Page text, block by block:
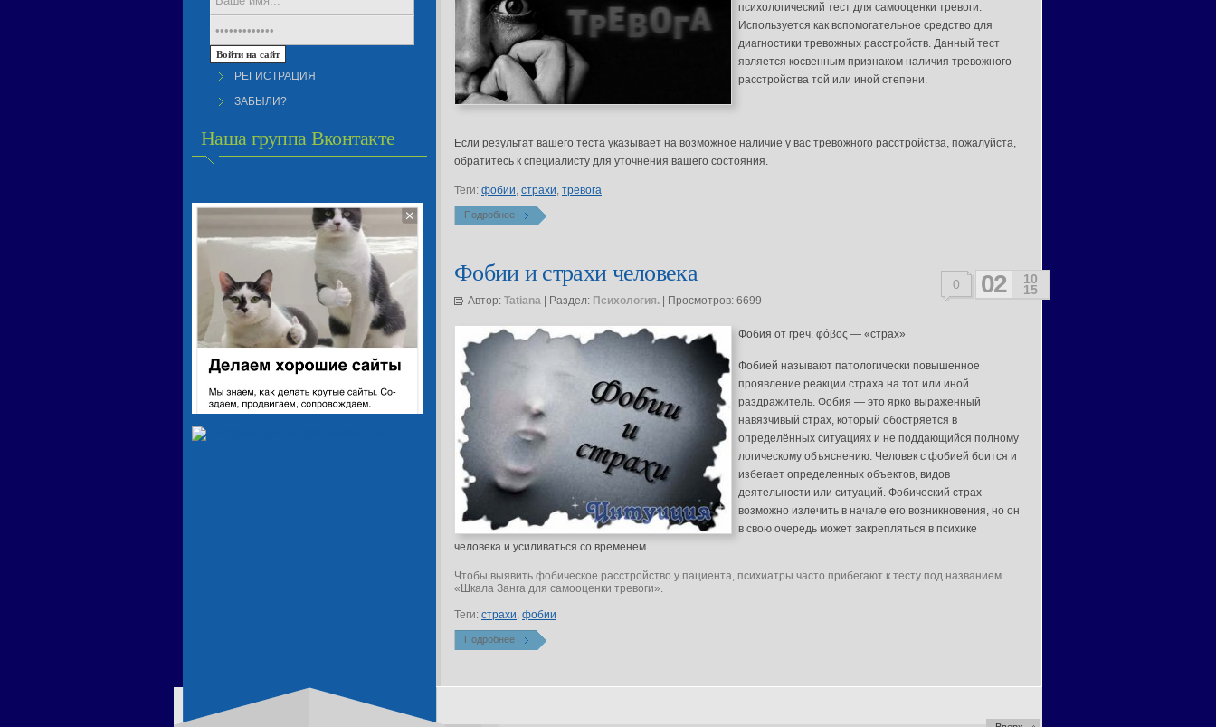
РЕГИСТРАЦИЯ
ЗАБЫЛИ?
Наша группа Вконтакте
психологический тест для самооценки тревоги.
Используется как вспомогательное средство для
диагностики тревожных расстройств. Данный тест
является косвенным признаком наличия тревожного
расстройства той или иной степени.
Если результат вашего теста указывает на возможное наличие у вас тревожного расстройства, пожалуйста,
обратитесь к специалисту для уточнения вашего состояния.
Теги: фобии, страхи, тревога
Подробнее
0 10
15
02
Фобии и страхи человека
Автор: Tatiana | Раздел: Психология. | Просмотров: 6699
Фобия от греч. φόβος — «страх»
Фобией называют патологически повышенное
проявление реакции страха на тот или иной
раздражитель. Фобия — это ярко выраженный
навязчивый страх, который обостряется в
определённых ситуациях и не поддающийся полному
логическому объяснению. Человек с фобией боится и
избегает определенных объектов, видов
деятельности или ситуаций. Фобический страх
возможно излечить в начале его возникновения, но он
в свою очередь может закрепляться в психике
человека и усиливаться со временем.
Чтобы выявить фобическое расстройство у пациента, психиатры часто прибегают к тесту под названием
«Шкала Занга для самооценки тревоги».
Теги: страхи, фобии
Подробнее